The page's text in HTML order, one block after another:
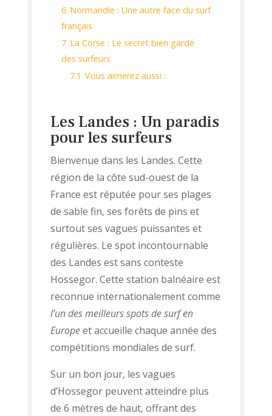
6 Normandie : Une autre face du surf
français
7 La Corse : Le secret bien gardé
des surfeurs
7.1 Vous aimerez aussi :
Les Landes : Un paradis
pour les surfeurs
Bienvenue dans les Landes. Cette
région de la côte sud-ouest de la
France est réputée pour ses plages
de sable fin, ses forêts de pins et
surtout ses vagues puissantes et
régulières. Le spot incontournable
des Landes est sans conteste
Hossegor. Cette station balnéaire est
reconnue internationalement comme
l’un des meilleurs spots de surf en
Europeet accueille chaque année des
compétitions mondiales de surf.
Sur un bon jour, les vagues
d’Hossegor peuvent atteindre plus
de 6 mètres de haut, offrant des